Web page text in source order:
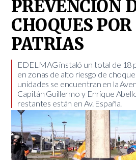
PREVENCIÓN
CHOQUES
PATRIAS
​EDELMAG instaló un total de
en zonas de alto riesgo de
unidades se encuentran en la
Capitán Guillermo y Enrique
restantes están en Av. España.